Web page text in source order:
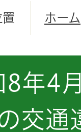
ホーム
8年4
交通